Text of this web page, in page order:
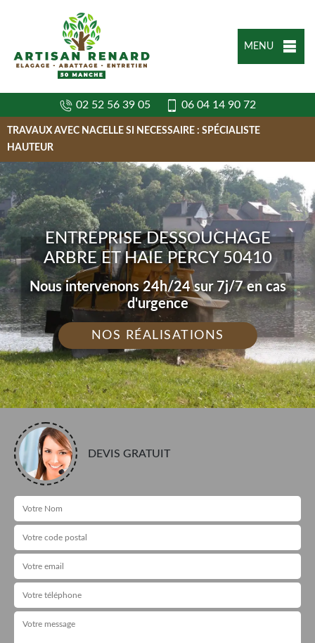
MENU
02 52 56 39 05 06 04 14 90 72
TRAVAUX AVEC NACELLE SI NECESSAIRE : SPÉCIALISTE
HAUTEUR
ENTREPRISE DESSOUCHAGE
ARBRE ET HAIE PERCY 50410
Nous intervenons 24h/24 sur 7j/7 en cas
d'urgence
NOS RÉALISATIONS
DEVIS GRATUIT